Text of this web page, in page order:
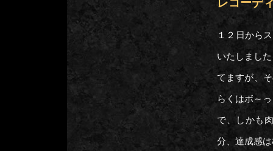
レコーデ
１２日から
いたしまし
てますが、
らくはボ～
で、しかも
分、達成感